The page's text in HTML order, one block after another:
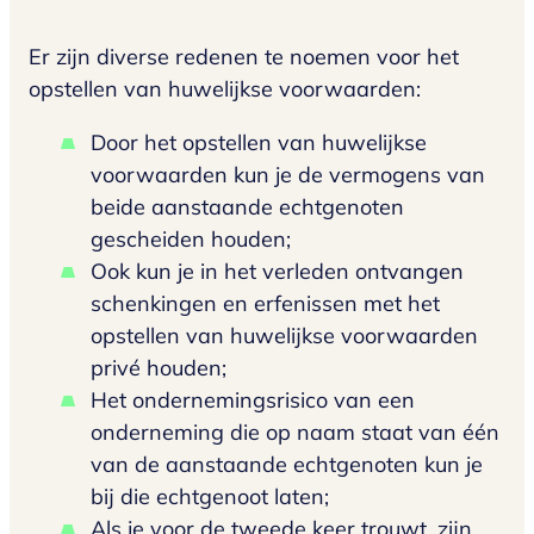
Er zijn diverse redenen te noemen voor het
opstellen van huwelijkse voorwaarden:
Door het opstellen van huwelijkse
voorwaarden kun je de vermogens van
beide aanstaande echtgenoten
gescheiden houden;
Ook kun je in het verleden ontvangen
schenkingen en erfenissen met het
opstellen van huwelijkse voorwaarden
privé houden;
Het ondernemingsrisico van een
onderneming die op naam staat van één
van de aanstaande echtgenoten kun je
bij die echtgenoot laten;